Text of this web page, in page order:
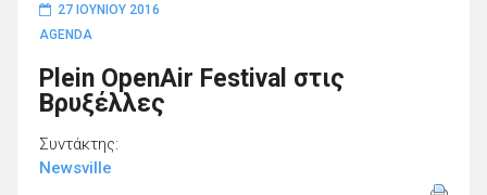
27 ΙΟΥΝΊΟΥ 2016
AGENDA
Plein OpenAir Festival στις
Βρυξέλλες
Συντάκτης:
Newsville